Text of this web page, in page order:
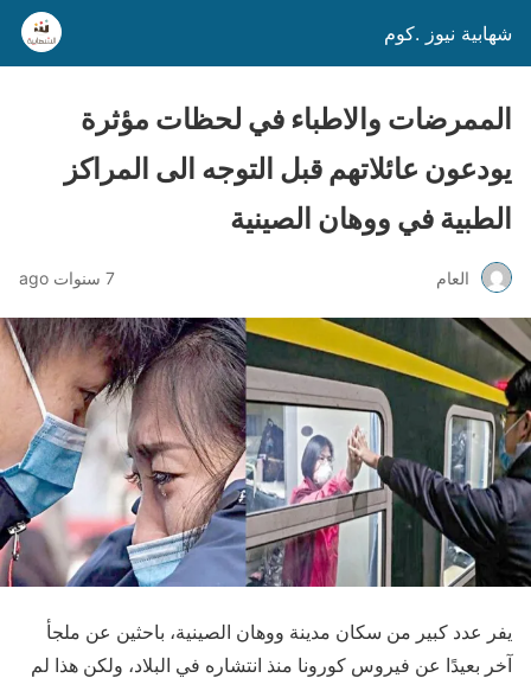
شهابية نيوز .كوم
الممرضات والاطباء في لحظات مؤثرة
يودعون عائلاتهم قبل التوجه الى المراكز
الطبية في ووهان الصينية
العام 7 سنوات ago
يفر عدد كبير من سكان مدينة ووهان الصينية، باحثين عن ملجأ
آخر بعيدًا عن فيروس كورونا منذ انتشاره في البلاد، ولكن هذا لم